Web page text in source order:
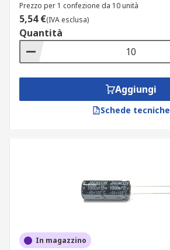
Prezzo per 1 confezione da 10 unità
5,54 €(IVA esclusa)
Quantità
Aggiungi
Schede tecniche
In magazzino